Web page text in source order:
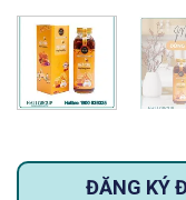
ĐĂNG KÝ